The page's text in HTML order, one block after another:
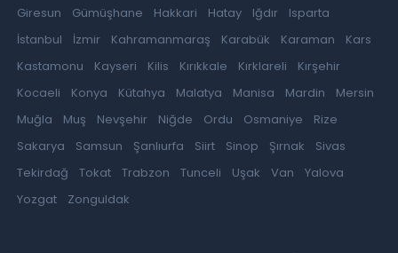
Giresun
Gümüşhane Hakkari Hatay Iğdır
Isparta
İstanbul
İzmir Kahramanmaraş Karabük Karaman
Kars
Kastamonu
Kayseri Kilis Kırıkkale Kırklareli
Kırşehir
Kocaeli
Konya Kütahya Malatya Manisa Mardin
Mersin
Muğla
Muş Nevşehir Niğde Ordu Osmaniye
Rize
Sakarya
Samsun Şanlıurfa Siirt Sinop Şırnak
Sivas
Tekirdağ
Tokat Trabzon Tunceli Uşak Van
Yalova
Yozgat
Zonguldak